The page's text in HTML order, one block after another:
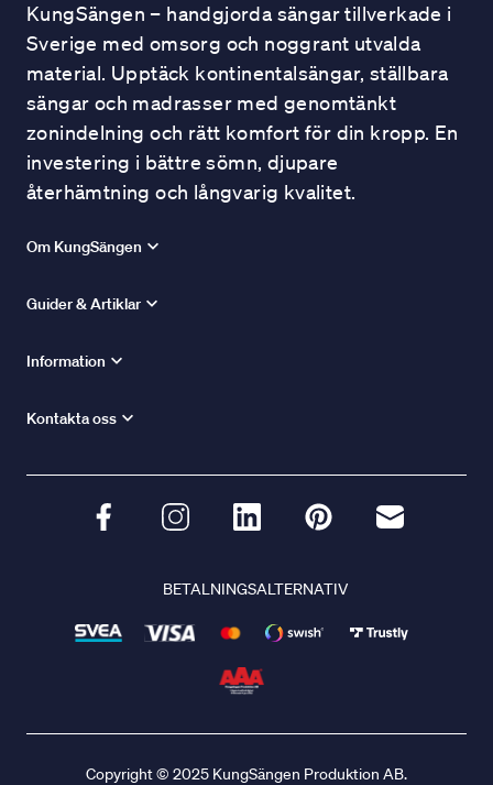
KungSängen – handgjorda sängar tillverkade i
Sverige med omsorg och noggrant utvalda
material. Upptäck kontinentalsängar, ställbara
sängar och madrasser med genomtänkt
zonindelning och rätt komfort för din kropp. En
investering i bättre sömn, djupare
återhämtning och långvarig kvalitet.
Om KungSängen
Guider & Artiklar
Information
Kontakta oss
BETALNINGSALTERNATIV
Copyright © 2025 KungSängen Produktion AB.